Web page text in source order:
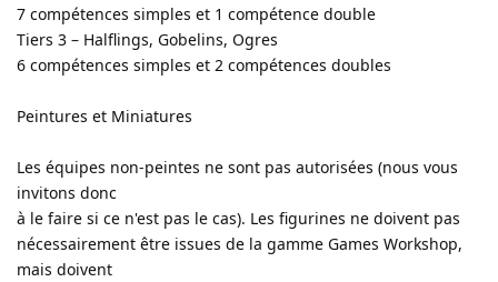
7 compétences simples et 1 compétence double
Tiers 3 – Halflings, Gobelins, Ogres
6 compétences simples et 2 compétences doubles
Peintures et Miniatures
Les équipes non-peintes ne sont pas autorisées (nous vous
invitons donc
à le faire si ce n'est pas le cas). Les figurines ne doivent pas
nécessairement être issues de la gamme Games Workshop,
mais doivent